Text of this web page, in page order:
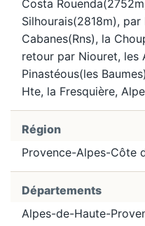
Costa
Silhourais(2818m),
Cabanes(Rns), la
retour par Niouret, les
Pinastéous(les
Hte, la Fresquière,
Région
Provence-Alpes-Côte
Départements
Alpes-de-Haute-